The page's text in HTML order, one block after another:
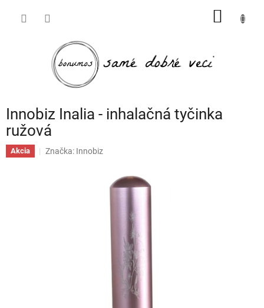
Innobiz Inalia - inhalačná tyčinka
ružová
Akcia Značka: Innobiz